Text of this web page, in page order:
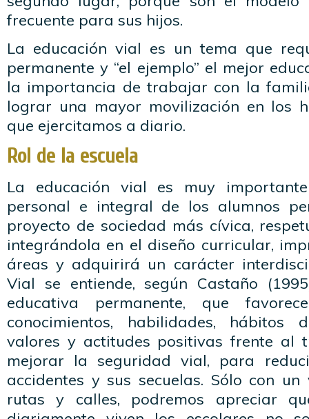
frecuente para sus hijos.
La educación vial es un tema que
permanente y “el ejemplo” el mejor
la importancia de trabajar con la
lograr una mayor movilización en los
que ejercitamos a diario.
Rol de la escuela
La educación vial es muy
personal e integral de los alumnos
proyecto de sociedad más cívica,
integrándola en el diseño curricular,
áreas y adquirirá un carácter
Vial se entiende, según Castaño
educativa permanente, que
conocimientos, habilidades, hábitos
valores y actitudes positivas frente al
mejorar la seguridad vial, para
accidentes y sus secuelas. Sólo con
rutas y calles, podremos apreciar